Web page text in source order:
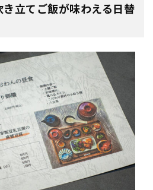
立てご飯が味わえる日替